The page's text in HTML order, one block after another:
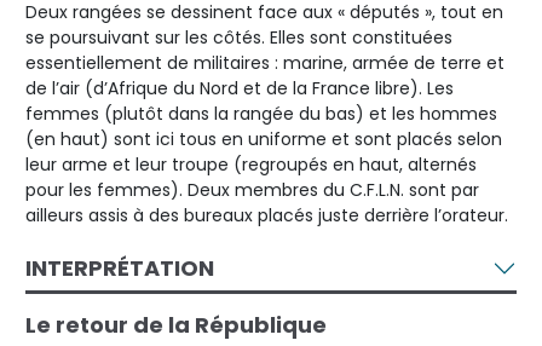
Deux rangées se dessinent face aux « députés », tout en
se poursuivant sur les côtés. Elles sont constituées
essentiellement de militaires : marine, armée de terre et
de l’air (d’Afrique du Nord et de la France libre). Les
femmes (plutôt dans la rangée du bas) et les hommes
(en haut) sont ici tous en uniforme et sont placés selon
leur arme et leur troupe (regroupés en haut, alternés
pour les femmes). Deux membres du C.F.L.N. sont par
ailleurs assis à des bureaux placés juste derrière l’orateur.
INTERPRÉTATION
Le retour de la République